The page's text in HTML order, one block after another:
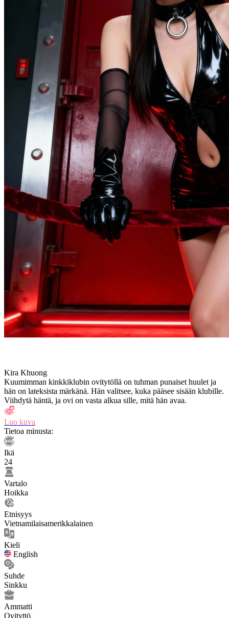
Kira Khuong
Kuumimman kinkkiklubin ovitytöllä on tuhman punaiset huulet ja
hän on lateksista märkänä. Hän valitsee, kuka pääsee sisään klubille.
Viihdytä häntä, ja ovi on vasta alkua sille, mitä hän avaa.
Luo kuva
Tietoa minusta:
Ikä
24
Vartalo
Hoikka
Etnisyys
Vietnamilaisamerikkalainen
Kieli
English
Suhde
Sinkku
Ammatti
Ovityttö